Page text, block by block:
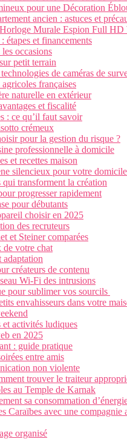
pour une Décoration
ancien : astuces et
Murale Espion Full HD
étapes et financements
occasions
petit terrain
de caméras de
françaises
naturelle en extérieur
et fiscalité
: ce qu’il faut savoir
crémeux
pour la gestion du risque ?
professionnelle à domicile
et recettes maison
silencieux pour votre
transforment la création
progresser rapidement
pour débutants
choisir en 2025
des recruteurs
et Steiner comparées
de votre chat
adaptation
créateurs de contenu
Wi-Fi des intrusions
pour sublimer vos sourcils
envahisseurs dans votre
activités ludiques
en 2025
: guide pratique
entre amis
non violente
trouver le traiteur
au Temple de Karnak
sa consommation
Caraïbes avec une compagnie
organisé